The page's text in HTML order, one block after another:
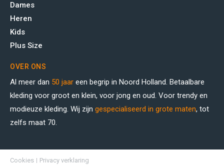
Dames
Heren
Kids
Plus Size
OVER ONS
Al meer dan 50 jaar een begrip in Noord Holland. Betaalbare
kleding voor groot en klein, voor jong en oud. Voor trendy en
modieuze kleding. Wij zijn gespecialiseerd in grote maten, tot
zelfs maat 70.
Cookies Privacy verklaring